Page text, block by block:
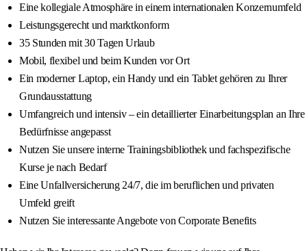
Eine kollegiale Atmosphäre in einem internationalen Konzernumfeld
Leistungsgerecht und marktkonform
35 Stunden mit 30 Tagen Urlaub
Mobil, flexibel und beim Kunden vor Ort
Ein moderner Laptop, ein Handy und ein Tablet gehören zu Ihrer
Grundausstattung
Umfangreich und intensiv – ein detaillierter Einarbeitungsplan an Ihre
Bedürfnisse angepasst
Nutzen Sie unsere interne Trainingsbibliothek und fachspezifische
Kurse je nach Bedarf
Eine Unfallversicherung 24/7, die im beruflichen und privaten
Umfeld greift
Nutzen Sie interessante Angebote von Corporate Benefits